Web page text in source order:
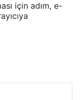
için adım, e-